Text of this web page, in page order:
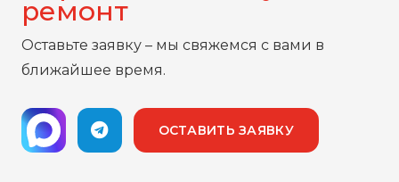
ремонт
Оставьте заявку – мы свяжемся с вами в
ближайшее время.
ОСТАВИТЬ ЗАЯВКУ